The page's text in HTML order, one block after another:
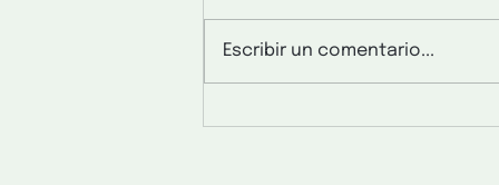
Escribir un comentario...